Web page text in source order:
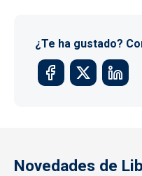
¿Te ha gustado?
Novedades de